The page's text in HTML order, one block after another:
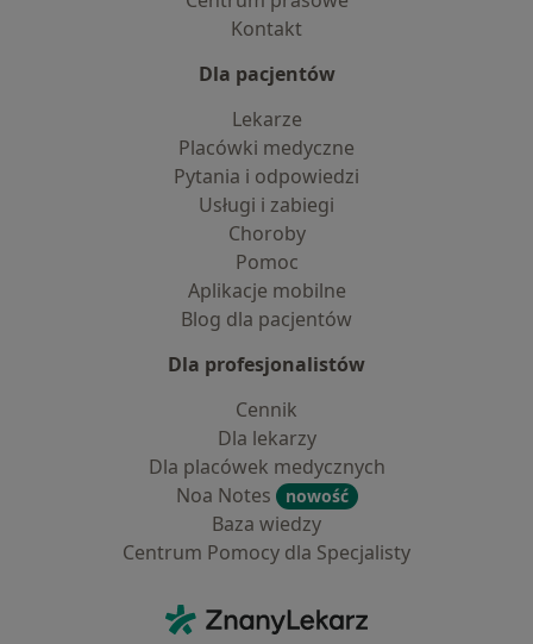
Kontakt
Dla pacjentów
Lekarze
Placówki medyczne
Pytania i odpowiedzi
Usługi i zabiegi
Choroby
Pomoc
Aplikacje mobilne
Blog dla pacjentów
Dla profesjonalistów
Cennik
Dla lekarzy
Dla placówek medycznych
Noa Notes
nowość
Baza wiedzy
Centrum Pomocy dla Specjalisty
ZnanyLekarz - Strona główna